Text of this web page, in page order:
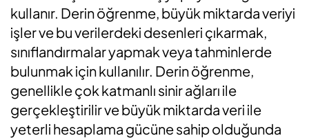
kullanır. Derin öğrenme, büyük miktarda veriyi
işler ve bu verilerdeki desenleri çıkarmak,
sınıflandırmalar yapmak veya tahminlerde
bulunmak için kullanılır. Derin öğrenme,
genellikle çok katmanlı sinir ağları ile
gerçekleştirilir ve büyük miktarda veri ile
yeterli hesaplama gücüne sahip olduğunda